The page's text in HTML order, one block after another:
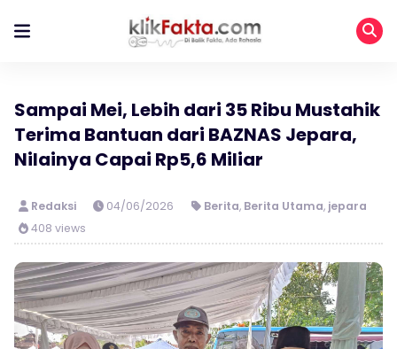
Sampai Mei, Lebih dari 35 Ribu Mustahik
Terima Bantuan dari BAZNAS Jepara,
Nilainya Capai Rp5,6 Miliar
Redaksi 04/06/2026 Berita, Berita Utama, jepara
408 views